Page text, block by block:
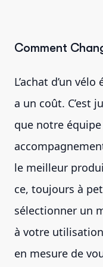
Comment
L’achat d’un
a un coût. C’est
que notre
le meilleur
ce, toujours à
sélectionner un
à votre
en mesure de